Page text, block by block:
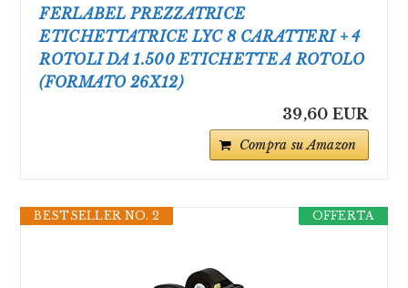
FERLABEL PREZZATRICE
ETICHETTATRICE LYC 8 CARATTERI + 4
ROTOLI DA 1.500 ETICHETTE A ROTOLO
(FORMATO 26X12)
39,60 EUR
Compra su Amazon
OFFERTA
BESTSELLER NO. 2